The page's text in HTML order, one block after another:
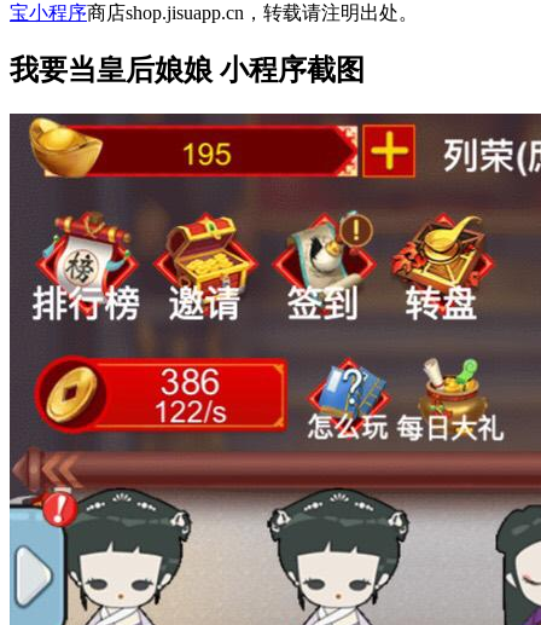
宝小程序商店shop.jisuapp.cn，转载请注明出处。
我要当皇后娘娘 小程序截图